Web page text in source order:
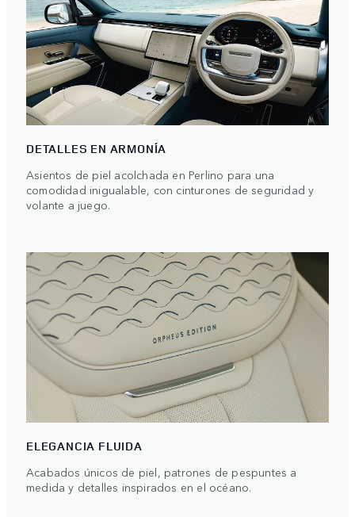
DETALLES EN ARMONÍA
Asientos de piel acolchada en Perlino para una
comodidad inigualable, con cinturones de seguridad y
volante a juego.
ELEGANCIA FLUIDA
Acabados únicos de piel, patrones de pespuntes a
medida y detalles inspirados en el océano.